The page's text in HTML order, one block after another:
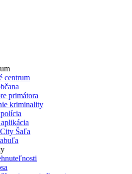
centrum
primátora
kriminality
Šaľa